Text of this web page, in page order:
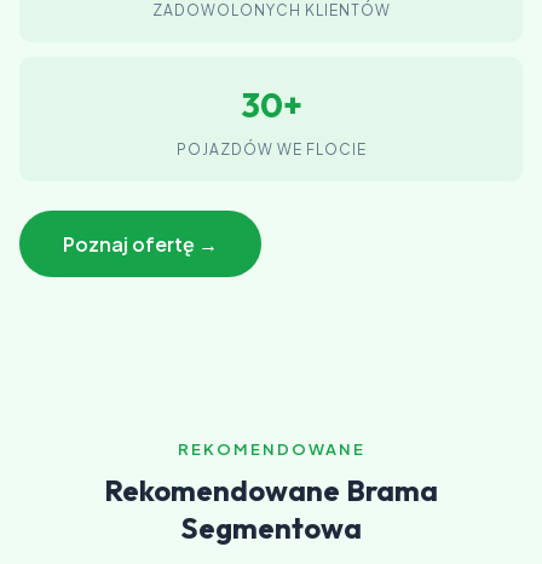
ZADOWOLONYCH KLIENTÓW
30+
POJAZDÓW WE FLOCIE
Poznaj ofertę →
REKOMENDOWANE
Rekomendowane Brama
Segmentowa